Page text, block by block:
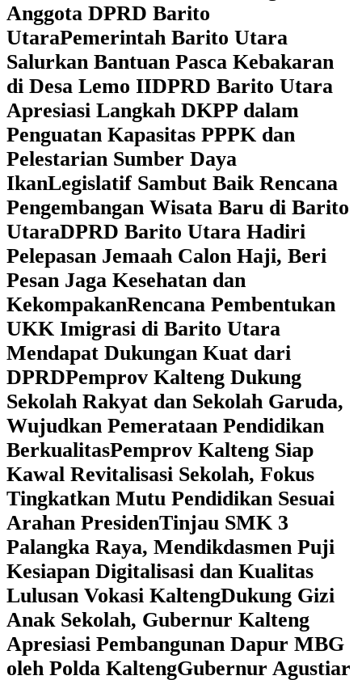
Anggota DPRD Barito
UtaraPemerintah Barito Utara
Salurkan Bantuan Pasca Kebakaran
di Desa Lemo IIDPRD Barito Utara
Apresiasi Langkah DKPP dalam
Penguatan Kapasitas PPPK dan
Pelestarian Sumber Daya
IkanLegislatif Sambut Baik Rencana
Pengembangan Wisata Baru di Barito
UtaraDPRD Barito Utara Hadiri
Pelepasan Jemaah Calon Haji, Beri
Pesan Jaga Kesehatan dan
KekompakanRencana Pembentukan
UKK Imigrasi di Barito Utara
Mendapat Dukungan Kuat dari
DPRD‎Pemprov Kalteng Dukung
Sekolah Rakyat dan Sekolah Garuda,
Wujudkan Pemerataan Pendidikan
Berkualitas‎Pemprov Kalteng Siap
Kawal Revitalisasi Sekolah, Fokus
Tingkatkan Mutu Pendidikan Sesuai
Arahan Presiden‎Tinjau SMK 3
Palangka Raya, Mendikdasmen Puji
Kesiapan Digitalisasi dan Kualitas
Lulusan Vokasi Kalteng‎Dukung Gizi
Anak Sekolah, Gubernur Kalteng
Apresiasi Pembangunan Dapur MBG
oleh Polda Kalteng‎Gubernur Agustiar